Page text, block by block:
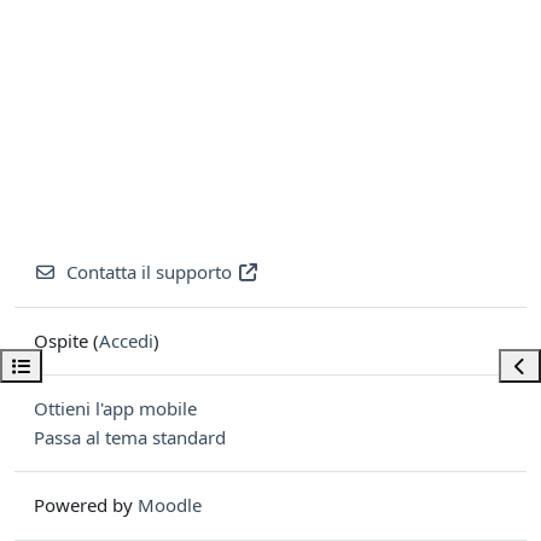
Apri indice del corso
Contatta il supporto
Ospite (Accedi)
Ottieni l'app mobile
Passa al tema standard
Powered by Moodle